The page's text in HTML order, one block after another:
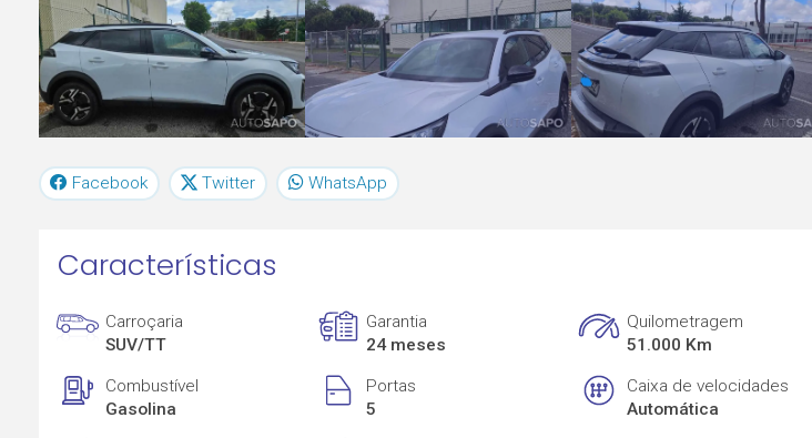
Facebook Twitter WhatsApp
Características
Carroçaria
SUV/TT
Garantia
24 meses
Quilometragem
51.000 Km
Combustível
Gasolina
Portas
5
Caixa de velocidades
Automática